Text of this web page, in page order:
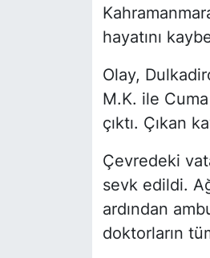
hayatını
Olay,
M.K. ile
çıktı. Çıkan
Çevredeki
sevk edildi.
ardından
doktorların